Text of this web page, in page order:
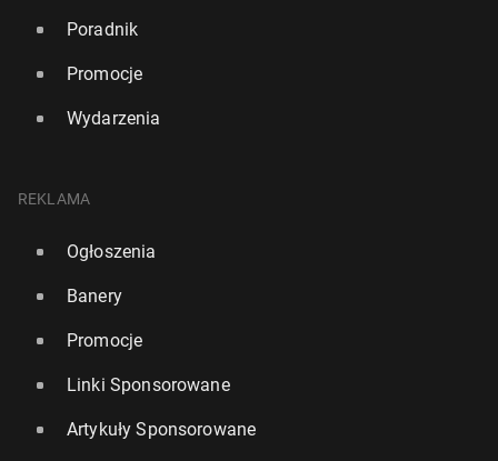
Poradnik
Promocje
Wydarzenia
REKLAMA
Ogłoszenia
Banery
Promocje
Linki Sponsorowane
Artykuły Sponsorowane